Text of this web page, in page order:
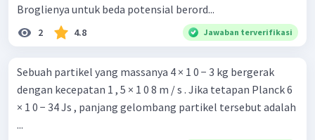
Broglienya untuk beda potensial berord...
2 4.8 Jawaban terverifikasi
Sebuah partikel yang massanya 4 × 1 0 − 3 kg bergerak
dengan kecepatan 1 , 5 × 1 0 8 m / s . Jika tetapan Planck 6
× 1 0 − 34 Js , panjang gelombang partikel tersebut adalah
...